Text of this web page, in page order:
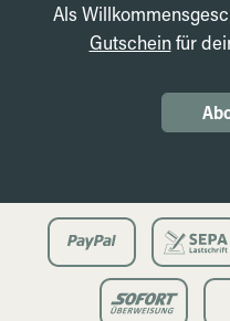
Als
Gutscheinfür